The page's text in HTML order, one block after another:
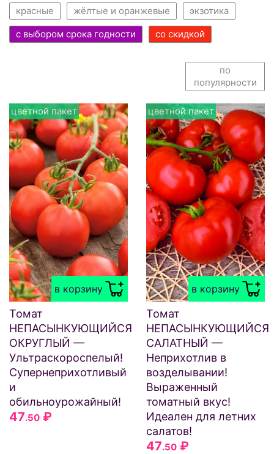
красные
жёлтые и оранжевые
экзотика
с выбором срока годности
со скидкой
по
популярности
в корзину
цветной пакет
Томат
НЕПАСЫНКУЮЩИЙСЯ
ОКРУГЛЫЙ —
Ультраскороспелый!
Супернеприхотливый
и
обильноурожайный!
47.50 ₽
в корзину
цветной пакет
Томат
НЕПАСЫНКУЮЩИЙСЯ
САЛАТНЫЙ —
Неприхотлив в
возделывании!
Выраженный
томатный вкус!
Идеален для летних
салатов!
47.50 ₽